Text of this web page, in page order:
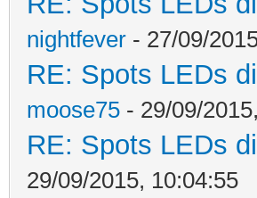
nightfever - 27/09/
RE: Spots LEDs
moose75 - 29/09/
RE: Spots LEDs
29/09/2015, 10:04:55